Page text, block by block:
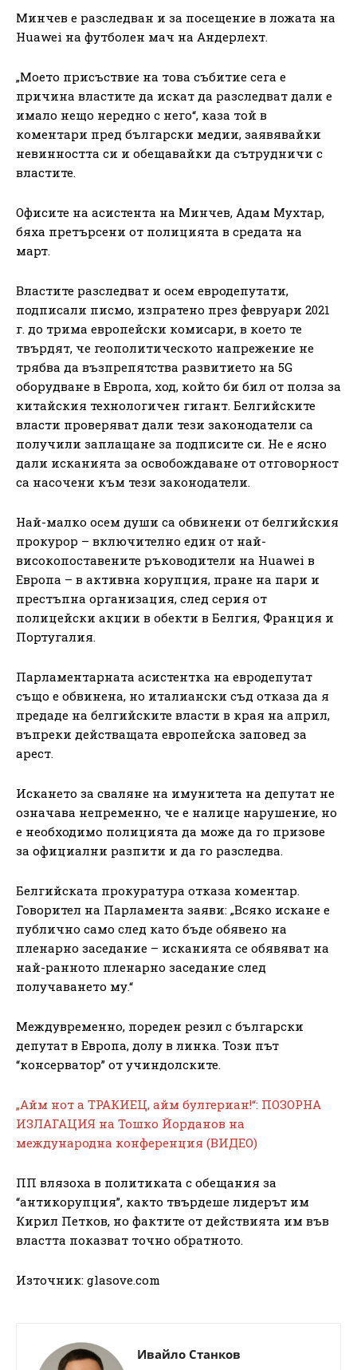
Минчев е разследван и за посещение в ложата на
Huawei на футболен мач на Андерлехт.
„Моето присъствие на това събитие сега е
причина властите да искат да разследват дали е
имало нещо нередно с него“, каза той в
коментари пред български медии, заявявайки
невинността си и обещавайки да сътрудничи с
властите.
Офисите на асистента на Минчев, Адам Мухтар,
бяха претърсени от полицията в средата на
март.
Властите разследват и осем евродепутати,
подписали писмо, изпратено през февруари 2021
г. до трима европейски комисари, в което те
твърдят, че геополитическото напрежение не
трябва да възпрепятства развитието на 5G
оборудване в Европа, ход, който би бил от полза за
китайския технологичен гигант. Белгийските
власти проверяват дали тези законодатели са
получили заплащане за подписите си. Не е ясно
дали исканията за освобождаване от отговорност
са насочени към тези законодатели.
Най-малко осем души са обвинени от белгийския
прокурор – включително един от най-
високопоставените ръководители на Huawei в
Европа – в активна корупция, пране на пари и
престъпна организация, след серия от
полицейски акции в обекти в Белгия, Франция и
Португалия.
Парламентарната асистентка на евродепутат
също е обвинена, но италиански съд отказа да я
предаде на белгийските власти в края на април,
въпреки действащата европейска заповед за
арест.
Искането за сваляне на имунитета на депутат не
означава непременно, че е налице нарушение, но
е необходимо полицията да може да го призове
за официални разпити и да го разследва.
Белгийската прокуратура отказа коментар.
Говорител на Парламента заяви: „Всяко искане е
публично само след като бъде обявено на
пленарно заседание – исканията се обявяват на
най-ранното пленарно заседание след
получаването му.“
Междувременно, пореден резил с български
депутат в Европа, долу в линка. Този път
“консерватор” от учиндолските.
„Айм нот а ТРАКИЕЦ, айм булгериан!“: ПОЗОРНА
ИЗЛАГАЦИЯ на Тошко Йорданов на
международна конференция (ВИДЕО)
ПП влязоха в политиката с обещания за
“антикорупция”, както твърдеше лидерът им
Кирил Петков, но фактите от действията им във
властта показват точно обратното.
Източник: glasove.com
Ивайло Станков